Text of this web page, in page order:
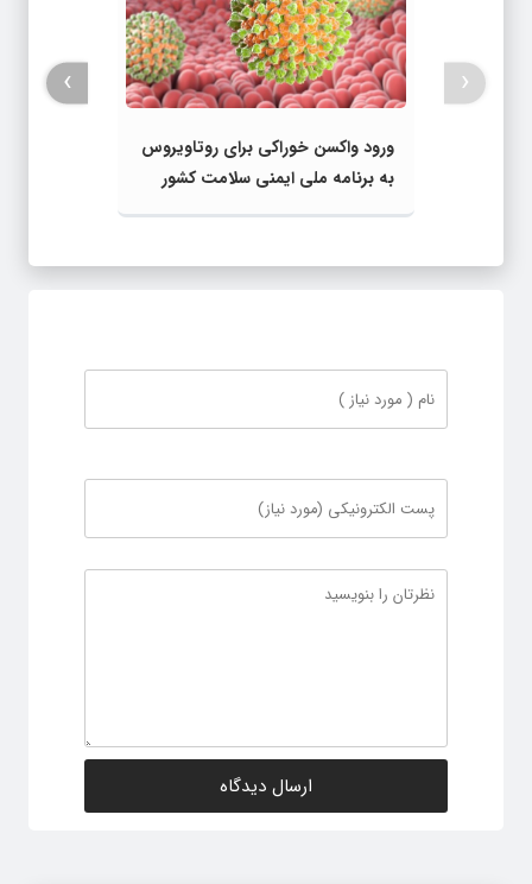
ورود واکسن خوراکی برای روتاویروس
به برنامه ملی ایمنی سلامت کشور
‹
›